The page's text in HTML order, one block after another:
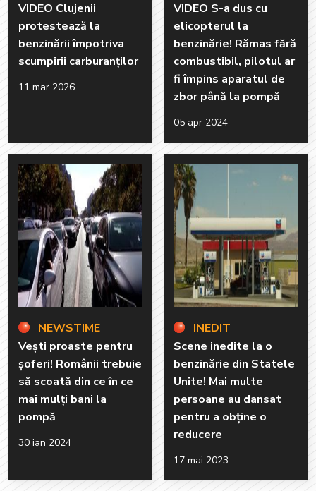
VIDEO Clujenii
protestează la
benzinării împotriva
scumpirii carburanților
11 mar 2026
VIDEO S-a dus cu
elicopterul la
benzinărie! Rămas fără
combustibil, pilotul ar
fi împins aparatul de
zbor până la pompă
05 apr 2024
NEWSTIME
Vești proaste pentru
șoferi! Românii trebuie
să scoată din ce în ce
mai mulți bani la
pompă
30 ian 2024
INEDIT
Scene inedite la o
benzinărie din Statele
Unite! Mai multe
persoane au dansat
pentru a obține o
reducere
17 mai 2023